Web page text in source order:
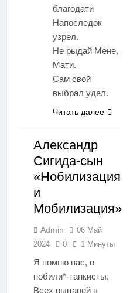
благодати
Напоследок
узрел.
Не рыдай Мене,
Мати.
Сам свой
выбрал удел.
Читать далее
СТИХИ
Александр
Сигида-сын
«Нобилизация
и
Мобилизация»
Admin
06 Май
2024
0 1 Минуты
Я помню вас, о
нобили*-танкисты,
Всех рыцарей в